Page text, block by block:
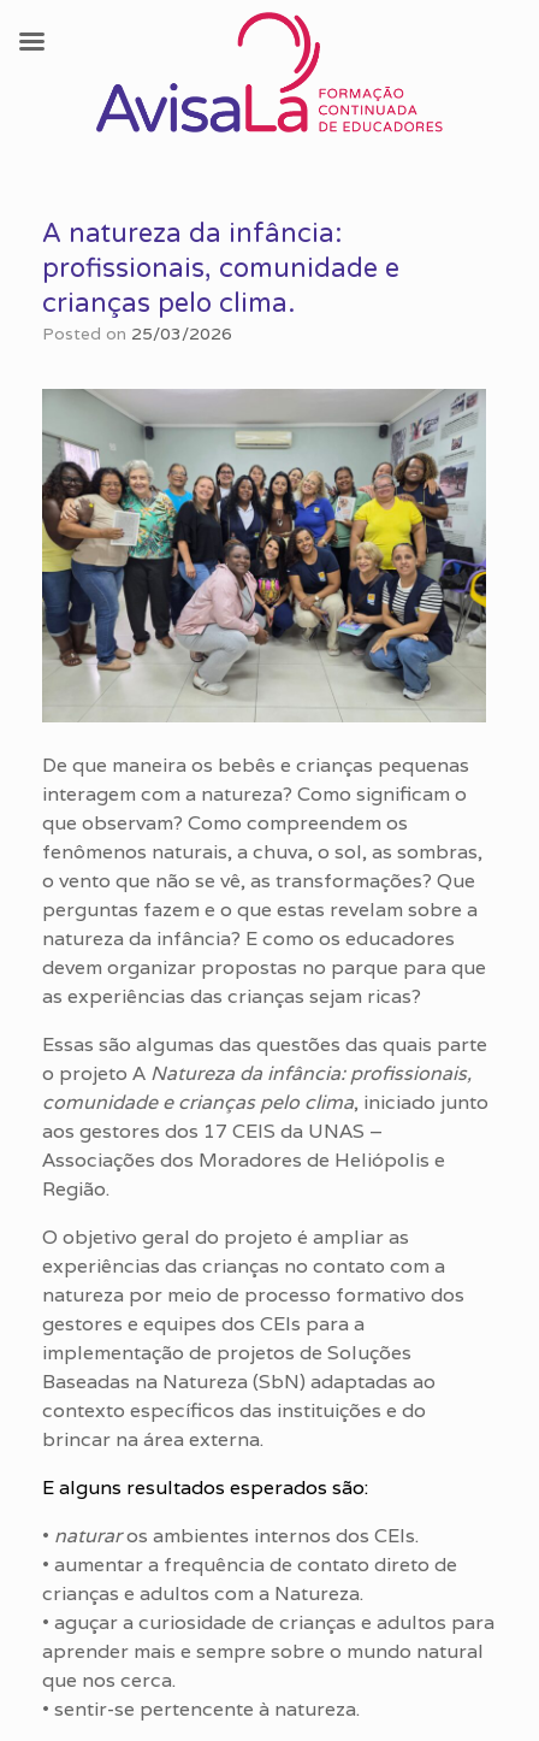
contentA natureza da infância:
profissionais, comunidade e
crianças pelo clima.
Posted on 25/03/2026
De que maneira os bebês e crianças pequenas
interagem com a natureza? Como significam o
que observam? Como compreendem os
fenômenos naturais, a chuva, o sol, as sombras,
o vento que não se vê, as transformações? Que
perguntas fazem e o que estas revelam sobre a
natureza da infância? E como os educadores
devem organizar propostas no parque para que
as experiências das crianças sejam ricas?
Essas são algumas das questões das quais parte
o projeto A Natureza da infância: profissionais,
comunidade e crianças pelo clima, iniciado junto
aos gestores dos 17 CEIS da UNAS –
Associações dos Moradores de Heliópolis e
Região.
O objetivo geral do projeto é ampliar as
experiências das crianças no contato com a
natureza por meio de processo formativo dos
gestores e equipes dos CEIs para a
implementação de projetos de Soluções
Baseadas na Natureza (SbN) adaptadas ao
contexto específicos das instituições e do
brincar na área externa.
E alguns resultados esperados são:
• naturaros ambientes internos dos CEIs.
• aumentar a frequência de contato direto de
crianças e adultos com a Natureza.
• aguçar a curiosidade de crianças e adultos para
aprender mais e sempre sobre o mundo natural
que nos cerca.
• sentir-se pertencente à natureza.